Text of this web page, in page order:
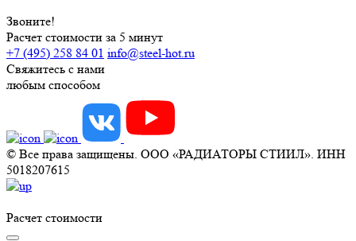
Звоните!
Расчет стоимости за 5 минут
+7 (495) 258 84 01 info@steel-hot.ru
Свяжитесь с нами
любым способом
© Все права защищены. ООО «РАДИАТОРЫ СТИИЛ». ИНН
5018207615
Расчет стоимости